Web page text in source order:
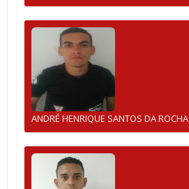
ANDRÉ HENRIQUE SANTOS DA ROCHA